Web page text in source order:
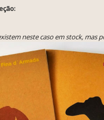
neste caso em stock,